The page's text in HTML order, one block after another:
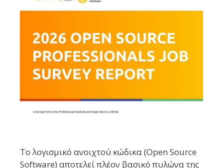
Το λογισμικό ανοιχτού κώδικα (Open Source
Software) αποτελεί πλέον βασικό πυλώνα της